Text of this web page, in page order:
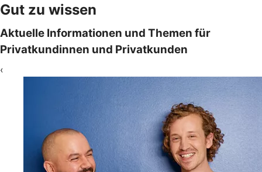
Gut zu wissen
Aktuelle Informationen und Themen für
Privatkundinnen und Privatkunden
‹